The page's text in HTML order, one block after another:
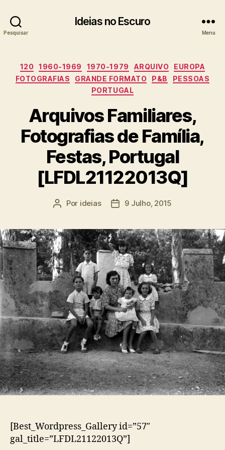
Pesquisar
Ideias no Escuro
Menu
Categorias
120 1960-1969 1970-1979 ARQUIVO
EUROPA
FOTOGRAFIAS
GRANDE FORMATO P&B
PESSOAS
PORTUGAL
Arquivos Familiares,
Fotografias de Família,
Festas, Portugal
[LFDL21122013Q]
Autor
Por ideias
Data9 Julho, 2015
[Best_Wordpress_Gallery id=”57″
gal_title=”LFDL21122013Q”]